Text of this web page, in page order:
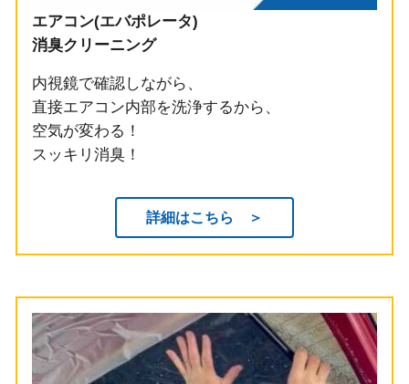
エアコン(エバポレータ)
消臭クリーニング
内視鏡で確認しながら、
直接エアコン内部を洗浄するから、
空気が変わる！
スッキリ消臭！
詳細はこちら ＞